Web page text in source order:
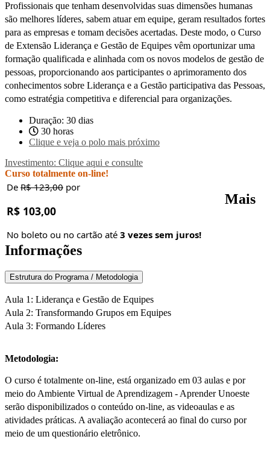
Profissionais que tenham desenvolvidas suas dimensões humanas
são melhores líderes, sabem atuar em equipe, geram resultados fortes
para as empresas e tomam decisões acertadas. Deste modo, o Curso
de Extensão Liderança e Gestão de Equipes vêm oportunizar uma
formação qualificada e alinhada com os novos modelos de gestão de
pessoas, proporcionando aos participantes o aprimoramento dos
conhecimentos sobre Liderança e a Gestão participativa das Pessoas,
como estratégia competitiva e diferencial para organizações.
Duração: 30 dias
30 horas
Clique e veja o polo mais próximo
Investimento: Clique aqui e consulte
Curso totalmente on-line!
De R$ 123,00 por
R$ 103,00
No boleto ou no cartão até 3 vezes sem juros!
Mais
Informações
Estrutura do Programa / Metodologia
Aula 1: Liderança e Gestão de Equipes
Aula 2: Transformando Grupos em Equipes
Aula 3: Formando Líderes
Metodologia:
O curso é totalmente on-line, está organizado em 03 aulas e por
meio do Ambiente Virtual de Aprendizagem - Aprender Unoeste
serão disponibilizados o conteúdo on-line, as videoaulas e as
atividades práticas. A avaliação acontecerá ao final do curso por
meio de um questionário eletrônico.